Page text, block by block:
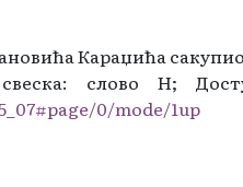
Караџића
слово Н;
0/mode/1up